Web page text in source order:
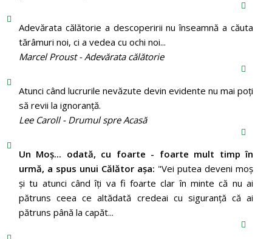
Adevărata călătorie a descoperirii nu înseamnă a căuta
tărâmuri noi, ci a vedea cu ochi noi...
Marcel Proust - Adevărata călătorie
Atunci când lucrurile nevăzute devin evidente nu mai poți
să revii la ignoranță.
Lee Caroll - Drumul spre Acasă
Un Moş... odată, cu foarte - foarte mult timp în
urmă, a spus unui Călător aşa: "Vei putea deveni moş
şi tu atunci când îţi va fi foarte clar în minte că nu ai
pătruns ceea ce altădată credeai cu siguranţă că ai
pătruns până la capăt...